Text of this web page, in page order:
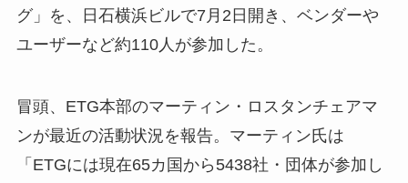
グ」を、日石横浜ビルで7月2日開き、ベンダーや
ユーザーなど約110人が参加した。
冒頭、ETG本部のマーティン・ロスタンチェアマ
ンが最近の活動状況を報告。マーティン氏は
「ETGには現在65カ国から5438社・団体が参加し